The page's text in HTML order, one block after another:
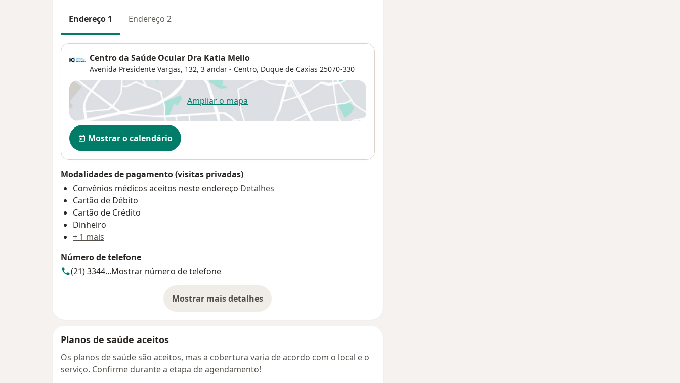
Endereço 1 Endereço 2
Centro da Saúde Ocular Dra Katia Mello
Avenida Presidente Vargas, 132, 3 andar - Centro, Duque de Caxias 25070-330
Ampliar o mapaabre num novo separador
Disponibilidade
Mostrar o calendário
Modalidades de pagamento (visitas privadas)
Convênios médicos aceitos neste endereço Detalhes
Cartão de Débito
Cartão de Crédito
Dinheiro
+ 1 mais
Número de telefone
(21) 3344...Mostrar número de telefone
Mostrar mais detalhes
sobre o endereço
Planos de saúde aceitos
Os planos de saúde são aceitos, mas a cobertura varia de acordo com o local e o
serviço. Confirme durante a etapa de agendamento!